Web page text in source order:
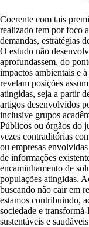
Coerente com tais
realizado tem por foco
demandas, estratégias
O estudo não
aprofundassem, do
impactos ambientais e
revelam posições
atingidas, seja a partir
artigos desenvolvidos
inclusive grupos
Públicos ou órgãos do
vezes contraditórias
ou empresas
de informações
encaminhamento de
populações atingidas.
buscando não cair em
estamos contribuindo,
sociedade e
sustentáveis e